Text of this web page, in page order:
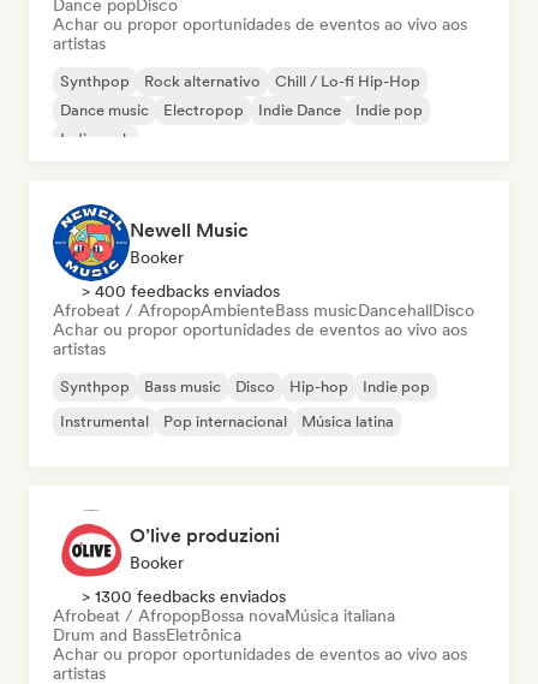
Dance pop Disco
Achar ou propor oportunidades de eventos ao vivo aos
artistas
Synthpop Rock alternativo
Chill / Lo-fi Hip-Hop
Dance music
Electropop Indie Dance
Indie pop
Indie rock
Newell Music
Booker
> 400 feedbacks enviados
Afrobeat / AfropopAmbienteBass musicDancehallDisco
Achar ou propor oportunidades de eventos ao vivo aos
artistas
Synthpop Bass music Disco Hip-hop
Indie pop
Instrumental
Pop internacional Música latina
O’live produzioni
Booker
> 1300 feedbacks enviados
Afrobeat / AfropopBossa novaMúsica italiana
Drum and BassEletrônica
Achar ou propor oportunidades de eventos ao vivo aos
artistas